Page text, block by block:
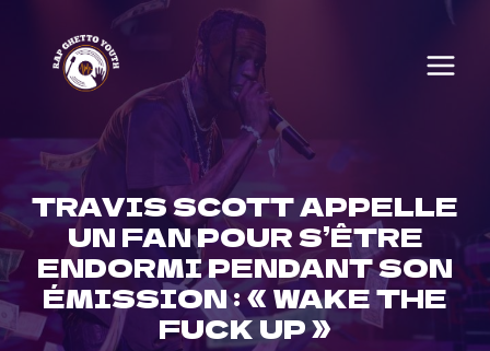
content
TRAVIS SCOTT APPELLE
UN FAN POUR S’ÊTRE
ENDORMI PENDANT SON
ÉMISSION : « WAKE THE
FUCK UP »